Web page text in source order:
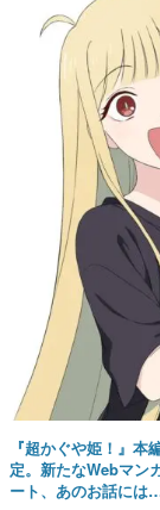
『超かぐや姫！』
定。新たなWebマン
ート、あのお話には